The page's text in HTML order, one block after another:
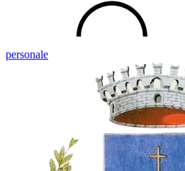
personale